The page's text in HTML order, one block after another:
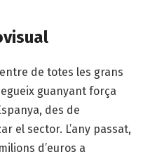
de totes les grans
guanyant força
des de
el sector. L’any passat,
d’euros a